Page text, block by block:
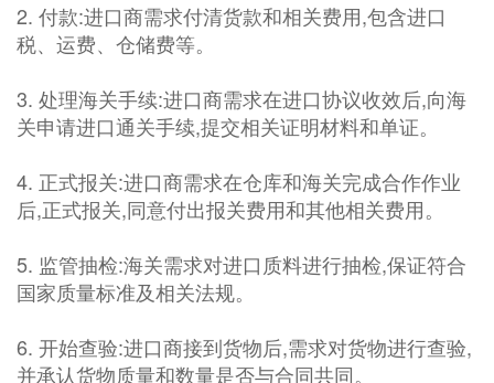
2. 付款:进口商需求付清货款和相关费用,包含进口
税、运费、仓储费等。
3. 处理海关手续:进口商需求在进口协议收效后,向海
关申请进口通关手续,提交相关证明材料和单证。
4. 正式报关:进口商需求在仓库和海关完成合作作业
后,正式报关,同意付出报关费用和其他相关费用。
5. 监管抽检:海关需求对进口质料进行抽检,保证符合
国家质量标准及相关法规。
6. 开始查验:进口商接到货物后,需求对货物进行查验,
并承认货物质量和数量是否与合同共同。